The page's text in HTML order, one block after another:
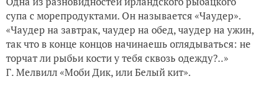
Зимняя лазанья
Горячая закуска из креветок
Запеченная свинина, пусть будет "по-зимнему"
супа с морепродуктами. Он называется «Чаудер».
«Чаудер на завтрак, чаудер на обед, чаудер на ужин,
так что в конце концов начинаешь оглядываться: не
торчат ли рыбьи кости у тебя сквозь одежду?..»
Г. Мелвилл «Моби Дик, или Белый кит».